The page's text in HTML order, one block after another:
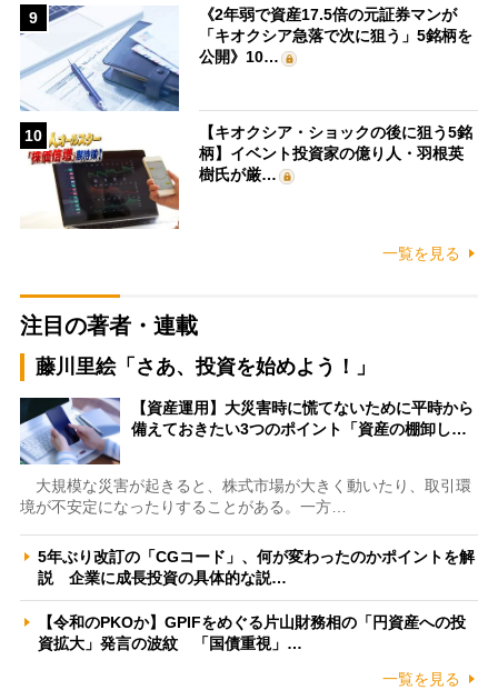
9
《2年弱で資産17.5倍の元証券マンが
「キオクシア急落で次に狙う」5銘柄を
公開》10…
10
【キオクシア・ショックの後に狙う5銘
柄】イベント投資家の億り人・羽根英
樹氏が厳…
一覧を見る
注目の著者・連載
藤川里絵「さあ、投資を始めよう！」
【資産運用】大災害時に慌てないために平時から
備えておきたい3つのポイント「資産の棚卸し…
大規模な災害が起きると、株式市場が大きく動いたり、取引環
境が不安定になったりすることがある。一方…
5年ぶり改訂の「CGコード」、何が変わったのかポイントを解
説 企業に成長投資の具体的な説…
【令和のPKOか】GPIFをめぐる片山財務相の「円資産への投
資拡大」発言の波紋 「国債重視」…
一覧を見る